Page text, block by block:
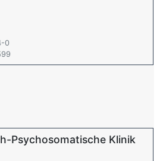
0
Psychosomatische Klinik